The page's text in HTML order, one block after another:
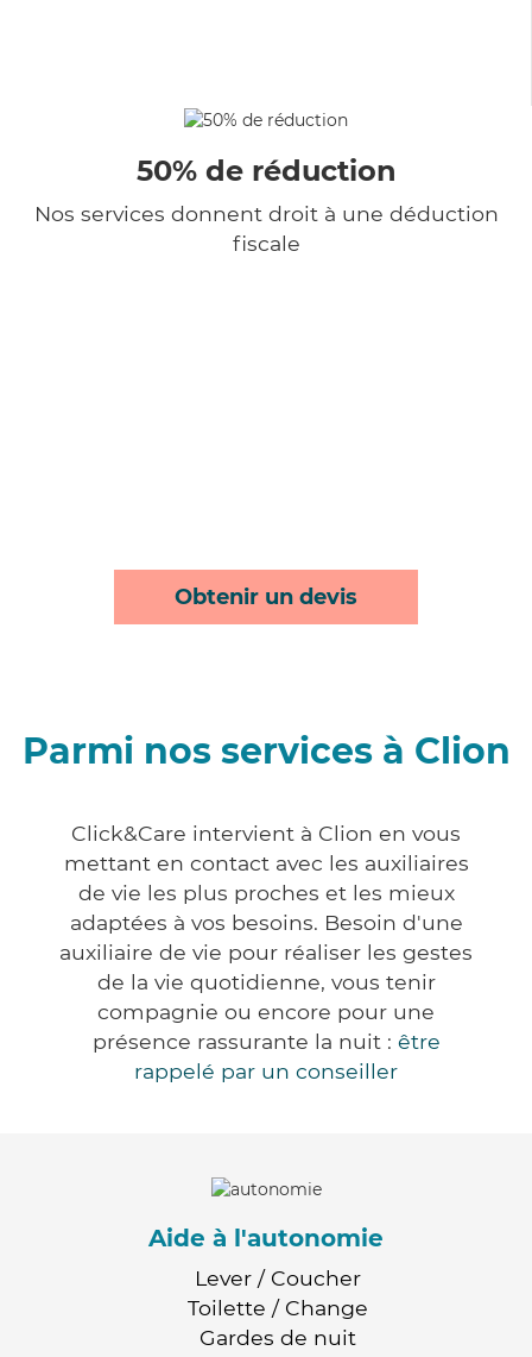
50% de réduction
Nos services donnent droit à une déduction
fiscale
Obtenir un devis
Parmi nos services à Clion
Click&Care intervient à Clion en vous
mettant en contact avec les auxiliaires
de vie les plus proches et les mieux
adaptées à vos besoins. Besoin d'une
auxiliaire de vie pour réaliser les gestes
de la vie quotidienne, vous tenir
compagnie ou encore pour une
présence rassurante la nuit : être
rappelé par un conseiller
Aide à l'autonomie
Lever / Coucher
Toilette / Change
Gardes de nuit